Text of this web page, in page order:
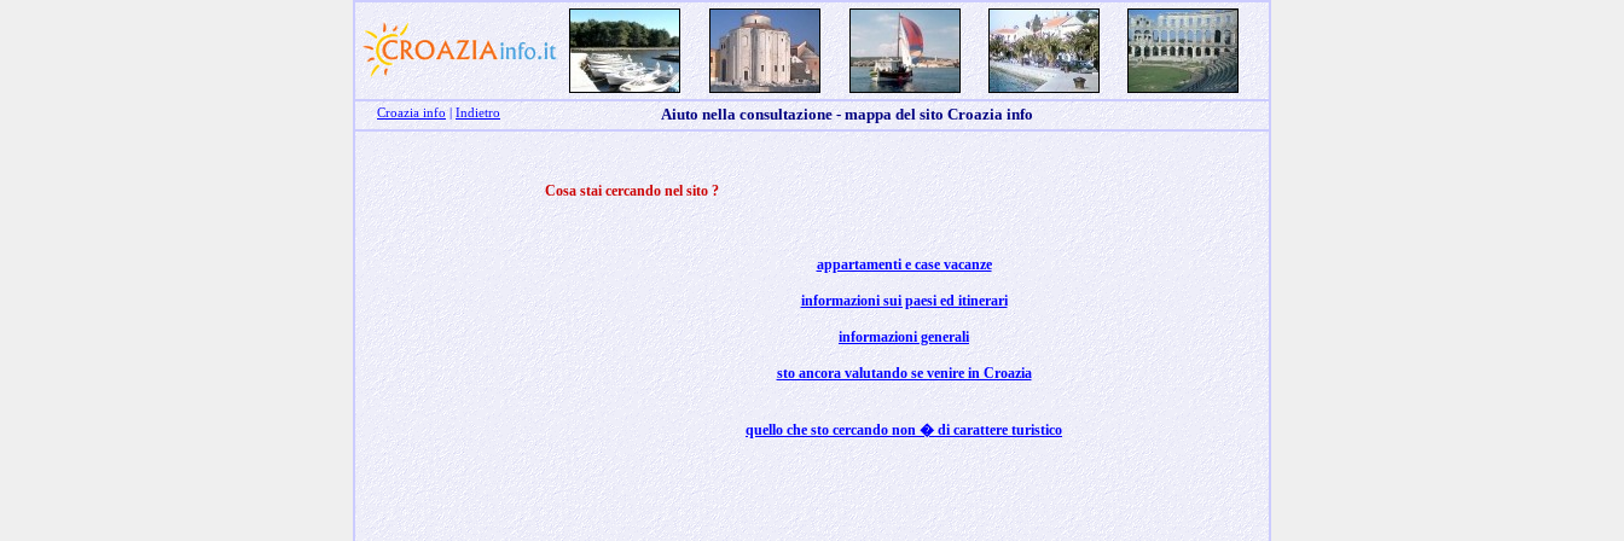
Croazia info|Indietro Aiuto nella consultazione - mappa del sito Croazia info
Cosa stai cercando nel sito ?
appartamenti e case vacanze
informazioni sui paesi ed itinerari
informazioni generali
sto ancora valutando se venire in Croazia
quello che sto cercando non � di carattere turistico